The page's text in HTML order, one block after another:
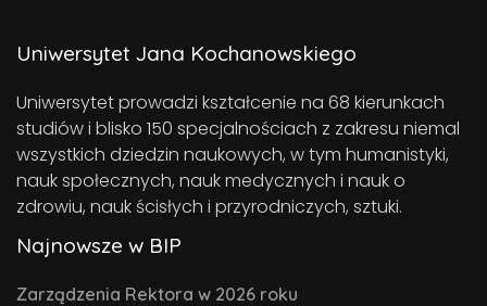
Uniwersytet Jana Kochanowskiego
Uniwersytet prowadzi kształcenie na 68 kierunkach
studiów i blisko 150 specjalnościach z zakresu niemal
wszystkich dziedzin naukowych, w tym humanistyki,
nauk społecznych, nauk medycznych i nauk o
zdrowiu, nauk ścisłych i przyrodniczych, sztuki.
Najnowsze w BIP
Zarządzenia Rektora w 2026 roku